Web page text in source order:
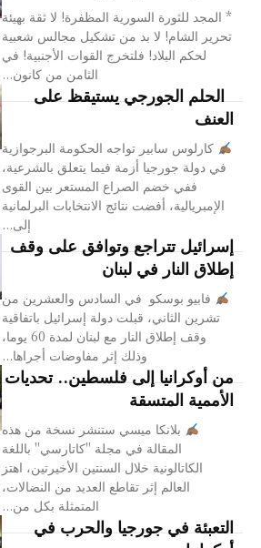
* المجد للثورة السورية المظفرة! لا ثقة بهيئة
تحرير الشام! لا بد من تشكيل مجالس شعبية
لحكم البلاد! فلتخرج القوات الأجنبية! في
الثامن من كانون...
الحلم الجورجي يستيقظ على
العنف
كارلوس سابير تواجه الحكومة البرجوازية
في دولة جورجيا أزمة فيما يتعلق بالشرعية،
ففي خضم الصراع المستعر بين القوى
الإمبريالية، أفضت نتائج الانتخابات البرلمانية
إلى...
إسرائيل تتراجع وتوافق على وقف
إطلاق النار في لبنان
فابيو بوسكو في السادس والعشرين من
تشرين الثاني، قبلت دولة إسرائيل باتفاقية
وقف إطلاق النار مع لبنان لمدة 60 يوما،
وذلك إثر مفاوضات أجراها...
من أوكرانيا إلى فلسطين.. تحديات
الأممية المتسقة
بلانكا ميسي ستنشر نسخة من هذه
المقالة في مجلة "كاتارسي" باللغة
الكاتالونية خلال السنتين الأخيرتين، اهتز
العالم إثر تقاطع العديد من النضالات،
المتمثلة بكل من...
التعبئة في جورجيا والحرب في